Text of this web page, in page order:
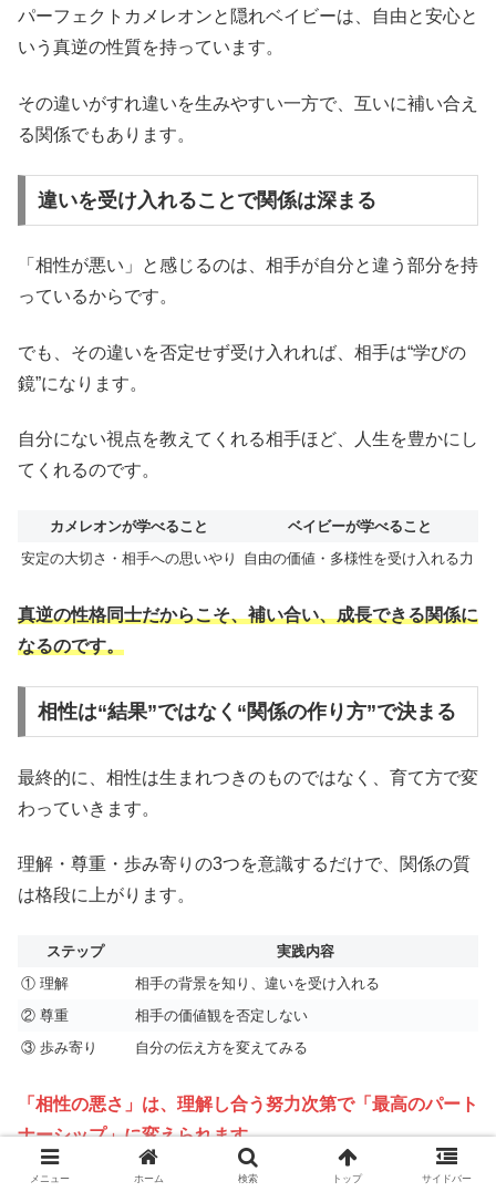
パーフェクトカメレオンと隠れベイビーは、自由と安心と
いう真逆の性質を持っています。
その違いがすれ違いを生みやすい一方で、互いに補い合え
る関係でもあります。
違いを受け入れることで関係は深まる
「相性が悪い」と感じるのは、相手が自分と違う部分を持
っているからです。
でも、その違いを否定せず受け入れれば、相手は“学びの
鏡”になります。
自分にない視点を教えてくれる相手ほど、人生を豊かにし
てくれるのです。
カメレオンが学べること
ベイビーが学べること
安定の大切さ・相手への思いやり
自由の価値・多様性を受け入れる力
真逆の性格同士だからこそ、補い合い、成長できる関係に
なるのです。
相性は“結果”ではなく“関係の作り方”で決まる
最終的に、相性は生まれつきのものではなく、育て方で変
わっていきます。
理解・尊重・歩み寄りの3つを意識するだけで、関係の質
は格段に上がります。
ステップ
実践内容
① 理解
相手の背景を知り、違いを受け入れる
② 尊重
相手の価値観を否定しない
③ 歩み寄り
自分の伝え方を変えてみる
「相性の悪さ」は、理解し合う努力次第で「最高のパート
ナーシップ」に変えられます。
メニュー ホーム 検索 トップ サイドバー